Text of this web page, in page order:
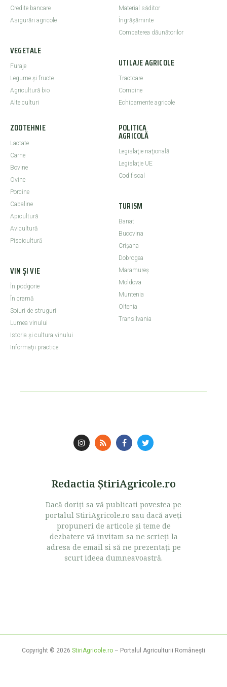
Credite bancare
Asigurări agricole
VEGETALE
Furaje
Legume şi fructe
Agricultură bio
Alte culturi
Material săditor
Îngrășăminte
Combaterea dăunătorilor
UTILAJE AGRICOLE
Tractoare
Combine
Echipamente agricole
ZOOTEHNIE
Lactate
Carne
Bovine
Ovine
Porcine
Cabaline
Apicultură
Avicultură
Piscicultură
VIN ȘI VIE
În podgorie
În cramă
Soiuri de struguri
Lumea vinului
Istoria şi cultura vinului
Informaţii practice
POLITICA
AGRICOLĂ
Legislaţie naţională
Legislaţie UE
Cod fiscal
TURISM
Banat
Bucovina
Crişana
Dobrogea
Maramureş
Moldova
Muntenia
Oltenia
Transilvania
Redactia ŞtiriAgricole.ro
Dacă doriţi sa vă publicati povestea pe
portalul StiriAgricole.ro sau dacă aveţi
propuneri de articole şi teme de
dezbatere vă invitam sa ne scrieţi la
adresa de email si să ne prezentaţi pe
scurt ideea dumneavoastră.
Copyright © 2026 StiriAgricole.ro – Portalul Agriculturii Româneşti